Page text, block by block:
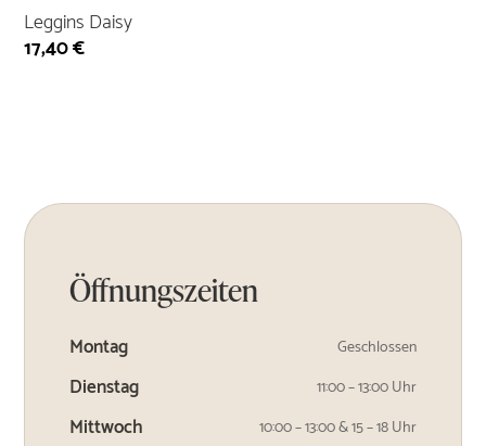
Leggins Daisy
17,40€
Öffnungszeiten
Montag Geschlossen
Dienstag 11:00 – 13:00 Uhr
Mittwoch 10:00 – 13:00 & 15 – 18 Uhr